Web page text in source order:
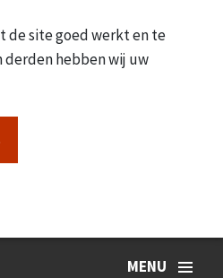
de site goed werkt en te
derden hebben wij uw
MENU